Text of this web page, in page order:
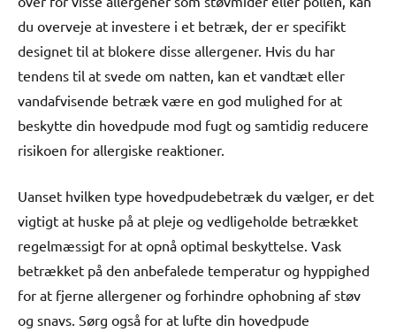
du overveje at investere i et betræk, der er specifikt
designet til at blokere disse allergener. Hvis du har
tendens til at svede om natten, kan et vandtæt eller
vandafvisende betræk være en god mulighed for at
beskytte din hovedpude mod fugt og samtidig reducere
risikoen for allergiske reaktioner.
Uanset hvilken type hovedpudebetræk du vælger, er det
vigtigt at huske på at pleje og vedligeholde betrækket
regelmæssigt for at opnå optimal beskyttelse. Vask
betrækket på den anbefalede temperatur og hyppighed
for at fjerne allergener og forhindre ophobning af støv
og snavs. Sørg også for at lufte din hovedpude